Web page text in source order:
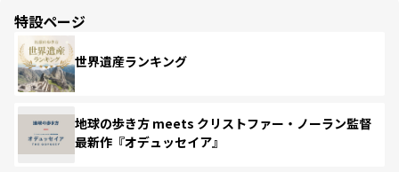
特設ページ
世界遺産ランキング
地球の歩き方 meets クリストファー・ノーラン監督
最新作『オデュッセイア』